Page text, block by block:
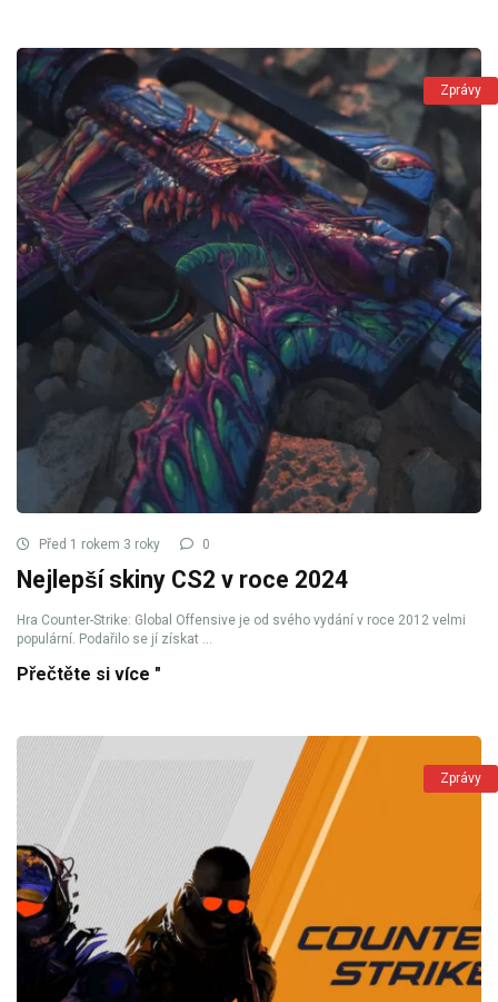
Zprávy
Před 1 rokem 3 roky 0
Nejlepší skiny CS2 v roce 2024
Hra Counter-Strike: Global Offensive je od svého vydání v roce 2012 velmi
populární. Podařilo se jí získat ...
Přečtěte si více "
Zprávy